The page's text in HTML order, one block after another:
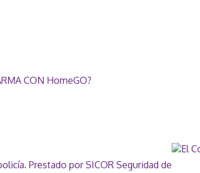
CON HomeGO?
Prestado por SICOR Seguridad de